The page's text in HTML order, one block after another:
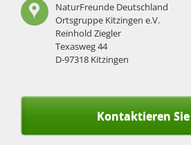
NaturFreunde Deutschland
Ortsgruppe Kitzingen e.V.
Reinhold Ziegler
Texasweg 44
D-97318 Kitzingen
Kontaktieren